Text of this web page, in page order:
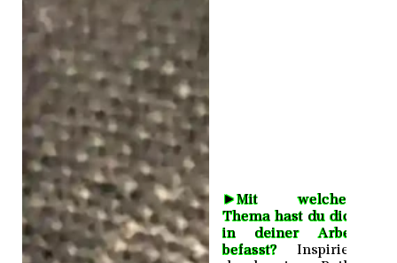
►Mit welchem
Thema hast du dich
in deiner Arbeit
befasst? Inspiriert